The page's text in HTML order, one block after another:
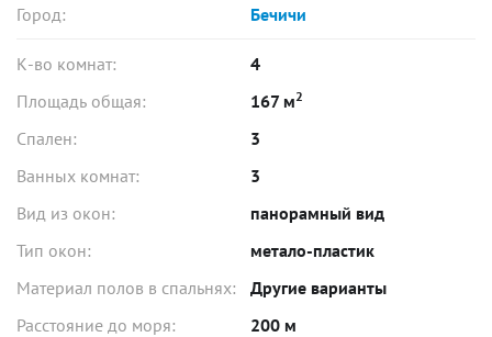
Город:
Бечичи
К-во комнат:
4
Площадь общая:
167 м2
Спален:
3
Ванных комнат:
3
Вид из окон:
панорамный вид
Тип окон:
метало-пластик
Материал полов в спальнях:
Другие варианты
Расстояние до моря:
200 м